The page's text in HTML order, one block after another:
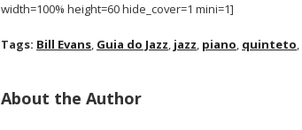
width=100% height=60 hide_cover=1 mini=1]
Tags: Bill Evans, Guia do Jazz, jazz, piano, quinteto,
About the Author